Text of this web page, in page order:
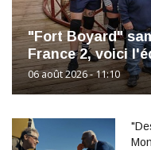
"Fort Boyard"
France 2, voici
06 août 2026 - 11:10